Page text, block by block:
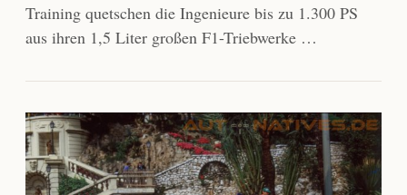
Training quetschen die Ingenieure bis zu 1.300 PS
aus ihren 1,5 Liter großen F1-Triebwerke …